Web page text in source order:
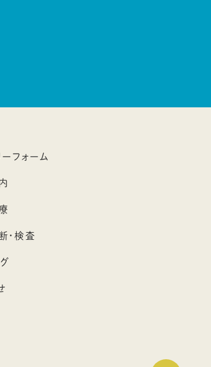
フォーム
・検査